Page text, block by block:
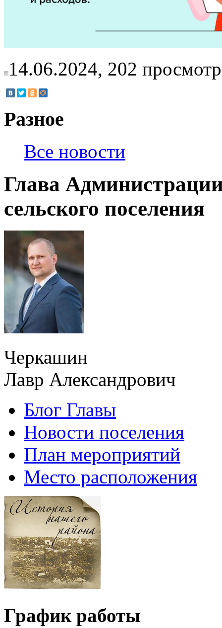
14.06.2024, 202
Разное
Все новости
Глава
сельского поселения
Черкашин
Лавр Александрович
Блог Главы
Новости поселения
План мероприятий
Место расположения
График работы